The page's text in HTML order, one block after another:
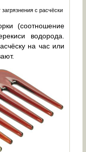
с расчёски
(соотношение
водорода.
на час или